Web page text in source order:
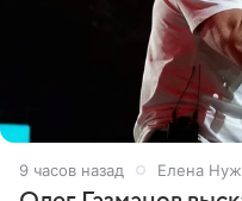
9 часов назад Елена